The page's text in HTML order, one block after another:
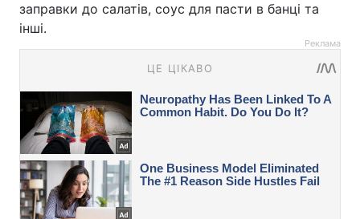
заправки до салатів, соус для пасти в банці та
інші.
Реклама